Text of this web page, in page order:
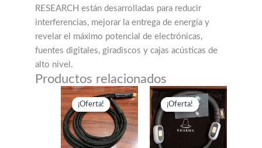
RESEARCH están desarrolladas para reducir
interferencias, mejorar la entrega de energía y
revelar el máximo potencial de electrónicas,
fuentes digitales, giradiscos y cajas acústicas de
alto nivel.
Productos relacionados
¡Oferta!
¡Oferta! ¡Oferta!
¡Oferta!